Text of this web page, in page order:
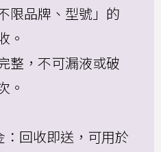
限品牌、型號」的
。
整，不可漏液或破
。
：回收即送，可用於